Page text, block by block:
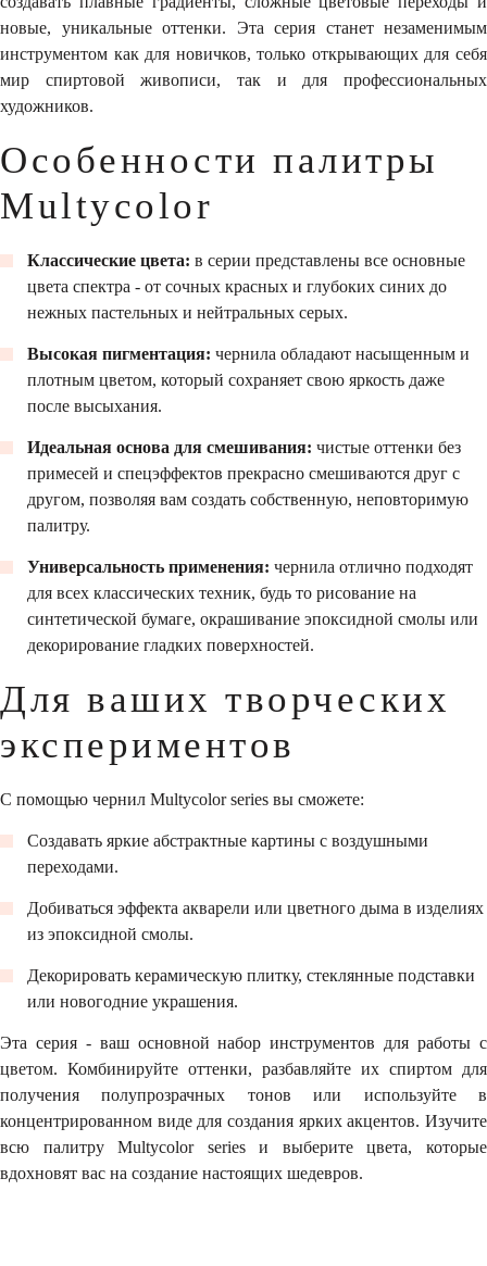
новые, уникальные оттенки. Эта серия станет незаменимым
инструментом как для новичков, только открывающих для себя
мир спиртовой живописи, так и для профессиональных
художников.
Особенности палитры
Multycolor
Классические цвета: в серии представлены все основные
цвета спектра - от сочных красных и глубоких синих до
нежных пастельных и нейтральных серых.
Высокая пигментация: чернила обладают насыщенным и
плотным цветом, который сохраняет свою яркость даже
после высыхания.
Идеальная основа для смешивания: чистые оттенки без
примесей и спецэффектов прекрасно смешиваются друг с
другом, позволяя вам создать собственную, неповторимую
палитру.
Универсальность применения: чернила отлично подходят
для всех классических техник, будь то рисование на
синтетической бумаге, окрашивание эпоксидной смолы или
декорирование гладких поверхностей.
Для ваших творческих
экспериментов
С помощью чернил Multycolor series вы сможете:
Создавать яркие абстрактные картины с воздушными
переходами.
Добиваться эффекта акварели или цветного дыма в изделиях
из эпоксидной смолы.
Декорировать керамическую плитку, стеклянные подставки
или новогодние украшения.
Эта серия - ваш основной набор инструментов для работы с
цветом. Комбинируйте оттенки, разбавляйте их спиртом для
получения полупрозрачных тонов или используйте в
концентрированном виде для создания ярких акцентов. Изучите
всю палитру Multycolor series и выберите цвета, которые
вдохновят вас на создание настоящих шедевров.